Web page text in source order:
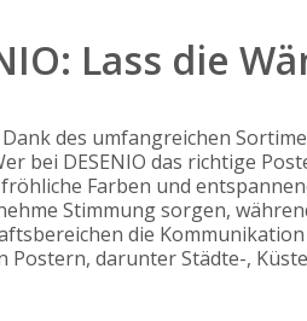
Lass die
des umfangreichen
bei DESENIO das richtige
Farben und
Stimmung sorgen,
die
Postern, darunter Städte-,